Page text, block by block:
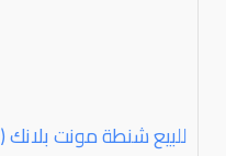
للبيع شنطة مونت بلانك (⁦⁦Mont⁩⁩ ⁦⁦Blanc⁩⁩